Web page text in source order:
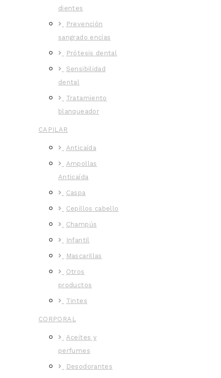
dientes
Prevención
sangrado encías
Prótesis dental
Sensibilidad
dental
Tratamiento
blanqueador
CAPILAR
Anticaída
Ampollas
Anticaída
Caspa
Cepillos cabello
Champús
Infantil
Mascarillas
Otros
productos
Tintes
CORPORAL
Aceites y
perfumes
Desodorantes